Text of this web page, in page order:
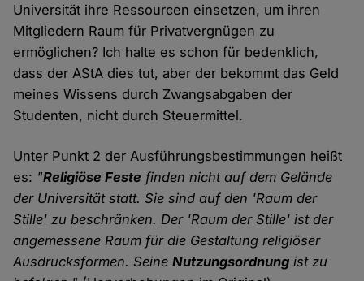
Universität ihre Ressourcen einsetzen, um ihren
Mitgliedern Raum für Privatvergnügen zu
ermöglichen? Ich halte es schon für bedenklich,
dass der AStA dies tut, aber der bekommt das Geld
meines Wissens durch Zwangsabgaben der
Studenten, nicht durch Steuermittel.
Unter Punkt 2 der Ausführungsbestimmungen heißt
es: "Religiöse Feste finden nicht auf dem Gelände
der Universität statt. Sie sind auf den 'Raum der
Stille' zu beschränken. Der 'Raum der Stille' ist der
angemessene Raum für die Gestaltung religiöser
Ausdrucksformen. SeineNutzungsordnung ist zu